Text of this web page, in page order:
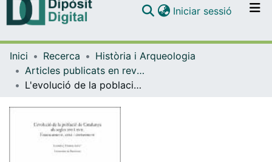
Navega per tot el DD
Com publicar
Iniciar sessió (current)
Inici Recerca
Història i Arqueologia
Articles publicats en revistes (Història i Arqueologia)
L'evolució de la població de Catalunya als segles XVI i XVII. Estancament, crisi i creixement